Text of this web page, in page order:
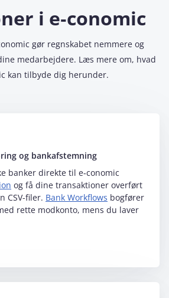
i e‑conomic
gør regnskabet nemmere og
medarbejdere. Læs mere om, hvad
kan tilbyde dig herunder.
og bankafstemning
banker direkte til e‑conomic
og få dine transaktioner overført
CSV-filer. Bank Workflows bogfører
rette modkonto, mens du laver